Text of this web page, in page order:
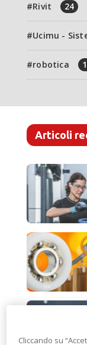
Rivit 24
Ucimu -
robotica
Articoli
Cliccando su